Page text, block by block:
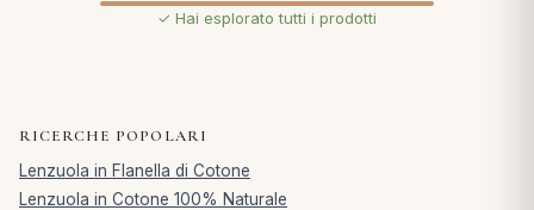
✓ Hai esplorato tutti i prodotti
RICERCHE POPOLARI
Lenzuola in Flanella di Cotone
Lenzuola in Cotone 100% Naturale